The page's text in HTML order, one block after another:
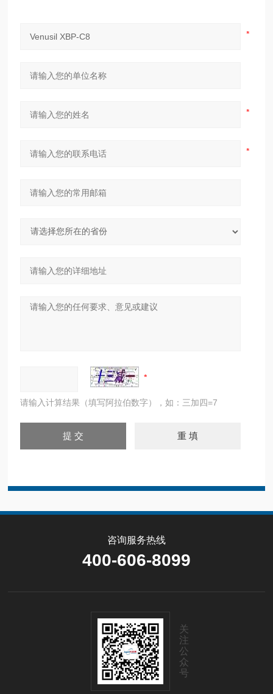
请输入计算结果（填写阿拉伯数字），如：三加四=7
咨询服务热线
400-606-8099
关
注
公
众
号